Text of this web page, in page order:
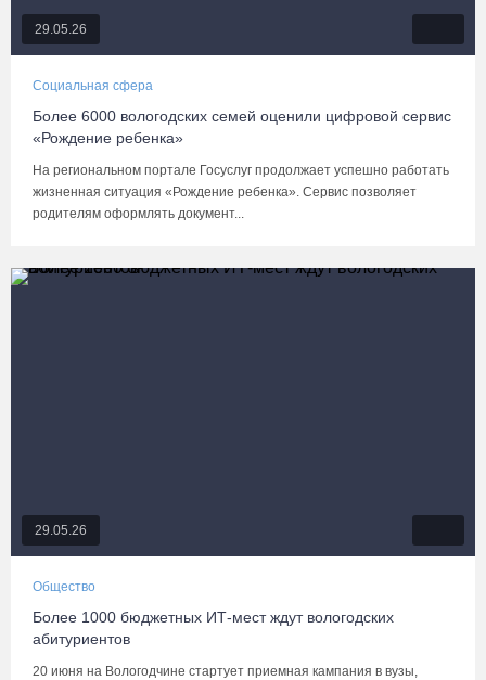
29.05.26
Социальная сфера
Более 6000 вологодских семей оценили цифровой сервис
«Рождение ребенка»
На региональном портале Госуслуг продолжает успешно работать
жизненная ситуация «Рождение ребенка». Сервис позволяет
родителям оформлять документ...
29.05.26
Общество
Более 1000 бюджетных ИТ‑мест ждут вологодских
абитуриентов
20 июня на Вологодчине стартует приемная кампания в вузы,